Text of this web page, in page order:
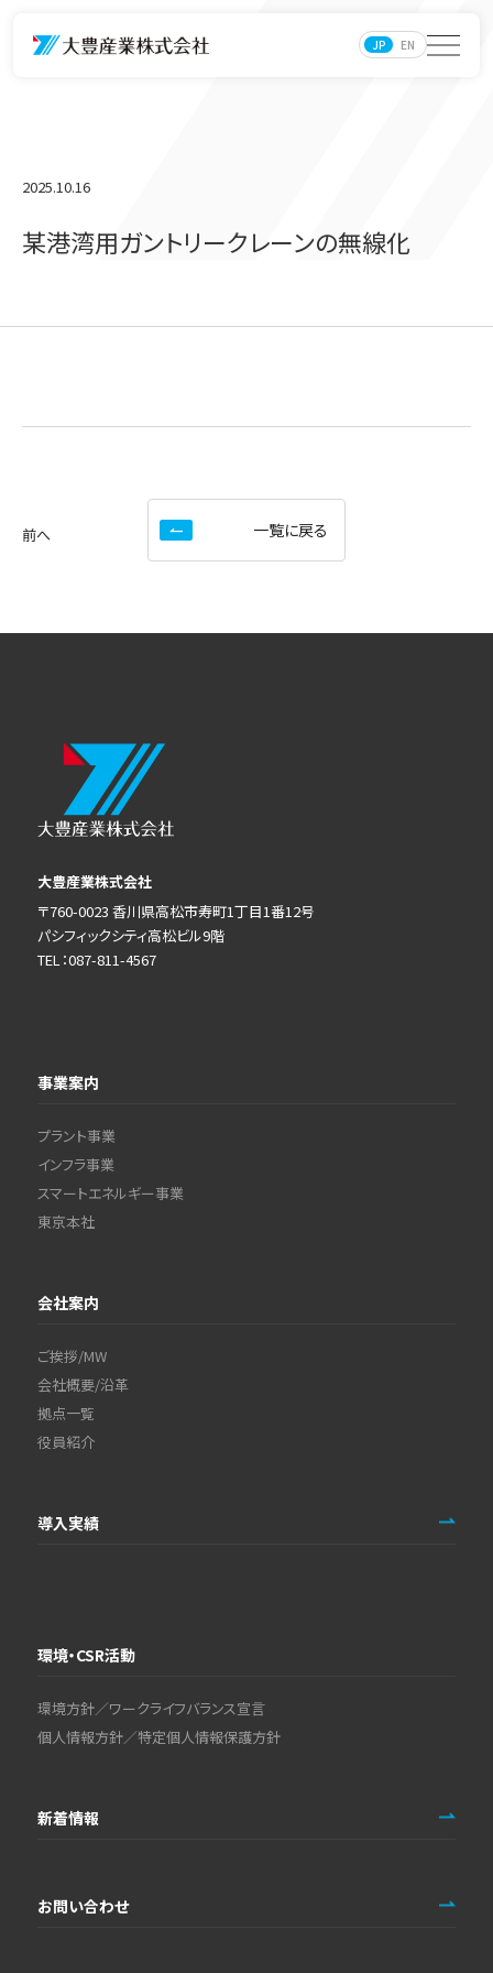
JP EN
2025.10.16
某港湾用ガントリークレーンの無線化
前へ 一覧に戻る
大豊産業株式会社
〒760-0023 香川県高松市寿町1丁目1番12号
パシフィックシティ高松ビル9階
TEL：087-811-4567
事業案内
プラント事業
インフラ事業
スマートエネルギー事業
東京本社
会社案内
ご挨拶/MW
会社概要/沿革
拠点一覧
役員紹介
導入実績
環境・CSR活動
環境方針／ワークライフバランス宣言
個人情報方針／特定個人情報保護方針
新着情報
お問い合わせ